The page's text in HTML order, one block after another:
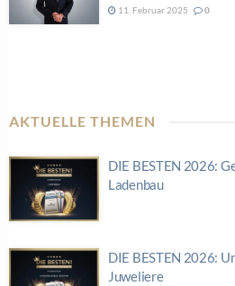
11. Februar 2025 0
AKTUELLE THEMEN
DIE BESTEN 2026:
Ladenbau
DIE BESTEN 2026:
Juweliere